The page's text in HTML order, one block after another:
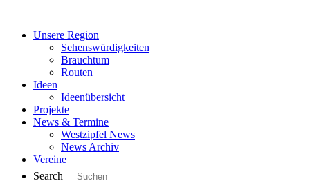
Unsere Region
Sehenswürdigkeiten
Brauchtum
Routen
Ideen
Ideenübersicht
Projekte
News & Termine
Westzipfel News
News Archiv
Vereine
Search